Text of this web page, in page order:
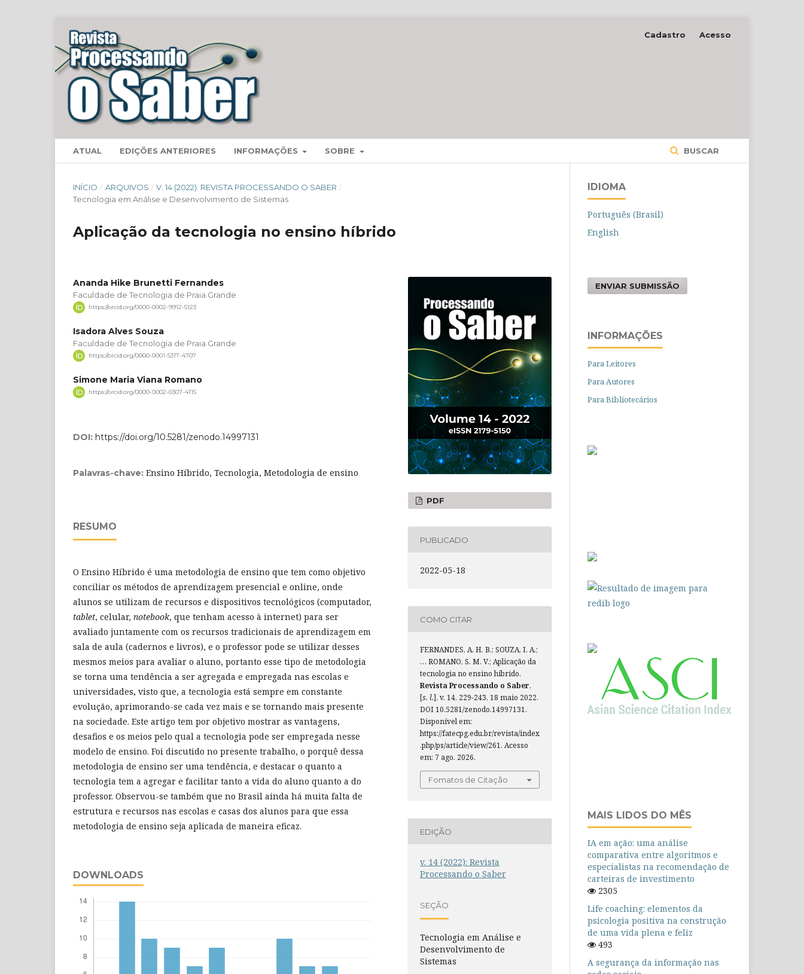
ATUAL EDIÇÕES ANTERIORES INFORMAÇÕES SOBRE BUSCAR
Cadastro Acesso
INÍCIO / ARQUIVOS / V. 14 (2022): REVISTA PROCESSANDO O SABER /
Tecnologia em Análise e Desenvolvimento de Sistemas
Aplicação da tecnologia no ensino híbrido
Ananda Hike Brunetti Fernandes
Faculdade de Tecnologia de Praia Grande
https://orcid.org/0000-0002-9912-5123
Isadora Alves Souza
Faculdade de Tecnologia de Praia Grande
https://orcid.org/0000-0001-5317-4707
Simone Maria Viana Romano
https://orcid.org/0000-0002-0307-4115
DOI: https://doi.org/10.5281/zenodo.14997131
Palavras-chave: Ensino Híbrido, Tecnologia, Metodologia de ensino
RESUMO
O Ensino Híbrido é uma metodologia de ensino que tem como objetivo
conciliar os métodos de aprendizagem presencial e online, onde
alunos se utilizam de recursos e dispositivos tecnológicos (computador,
tablet, celular, notebook, que tenham acesso à internet) para ser
avaliado juntamente com os recursos tradicionais de aprendizagem em
sala de aula (cadernos e livros), e o professor pode se utilizar desses
mesmos meios para avaliar o aluno, portanto esse tipo de metodologia
se torna uma tendência a ser agregada e empregada nas escolas e
universidades, visto que, a tecnologia está sempre em constante
evolução, aprimorando-se cada vez mais e se tornando mais presente
na sociedade. Este artigo tem por objetivo mostrar as vantagens,
desafios e os meios pelo qual a tecnologia pode ser empregada nesse
modelo de ensino. Foi discutido no presente trabalho, o porquê dessa
metodologia de ensino ser uma tendência, e destacar o quanto a
tecnologia tem a agregar e facilitar tanto a vida do aluno quanto a do
professor. Observou-se também que no Brasil ainda há muita falta de
estrutura e recursos nas escolas e casas dos alunos para que essa
metodologia de ensino seja aplicada de maneira eficaz.
DOWNLOADS
PDF
PUBLICADO
2022-05-18
COMO CITAR
FERNANDES, A. H. B.; SOUZA, I. A.;
… ROMANO, S. M. V.; Aplicação da
tecnologia no ensino híbrido.
Revista Processando o Saber,
[s. l.], v. 14, 229-243, 18 maio 2022.
DOI 10.5281/zenodo.14997131.
Disponível em:
https://fatecpg.edu.br/revista/index
.php/ps/article/view/261. Acesso
em: 7 ago. 2026.
Fomatos de Citação
EDIÇÃO
v. 14 (2022): Revista
Processando o Saber
SEÇÃO
Tecnologia em Análise e
Desenvolvimento de
Sistemas
IDIOMA
Português (Brasil)
English
ENVIAR SUBMISSÃO
INFORMAÇÕES
Para Leitores
Para Autores
Para Bibliotecários
MAIS LIDOS DO MÊS
IA em ação: uma análise
comparativa entre algoritmos e
especialistas na recomendação de
carteiras de investimento
2305
Life coaching: elementos da
psicologia positiva na construção
de uma vida plena e feliz
493
A segurança da informação nas